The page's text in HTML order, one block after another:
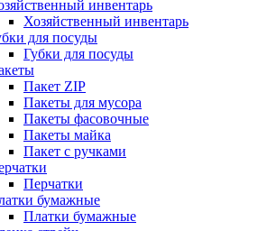
инвентарь
Хозяйственный инвентарь
для посуды
Губки для посуды
Пакет ZIP
Пакеты для мусора
Пакеты фасовочные
Пакеты майка
Пакет с ручками
Перчатки
бумажные
Платки бумажные